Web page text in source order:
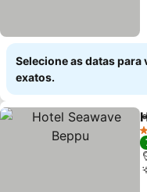
Selecione as datas para
exatos.
3